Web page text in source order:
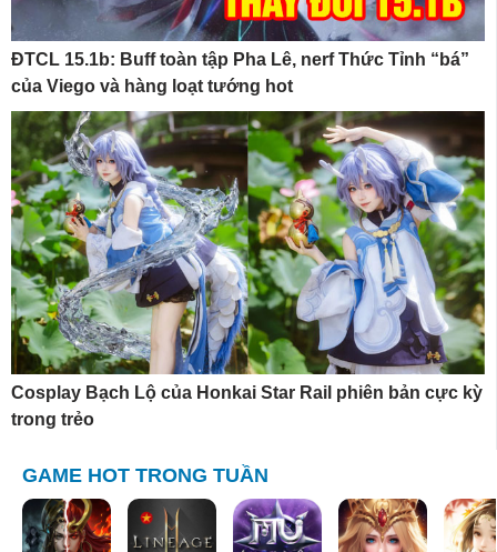
ĐTCL 15.1b: Buff toàn tập Pha Lê, nerf Thức Tỉnh “bá”
của Viego và hàng loạt tướng hot
Cosplay Bạch Lộ của Honkai Star Rail phiên bản cực kỳ
trong trẻo
GAME HOT TRONG TUẦN